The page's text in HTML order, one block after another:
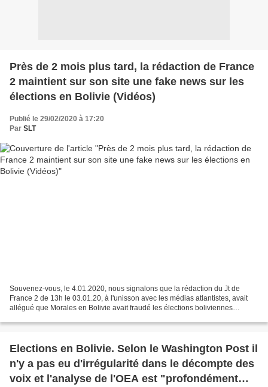
Près de 2 mois plus tard, la rédaction de France
2 maintient sur son site une fake news sur les
élections en Bolivie (Vidéos)
Publié le 29/02/2020 à 17:20
Par SLT
Souvenez-vous, le 4.01.2020, nous signalons que la rédaction du Jt de
France 2 de 13h le 03.01.20, à l'unisson avec les médias atlantistes, avait
allégué que Morales en Bolivie avait fraudé les élections boliviennes
Elections en Bolivie. Selon le Washington Post il
n'y a pas eu d'irrégularité dans le décompte des
voix et l'analyse de l'OEA est "profondément